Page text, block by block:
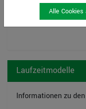
Informationen zu
Laufzeitmodelle
Informationen zu
Alle Cookies